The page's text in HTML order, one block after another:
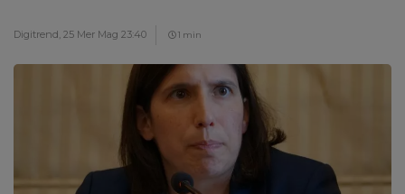
Digitrend, 25 Mer Mag 23:40 1 min